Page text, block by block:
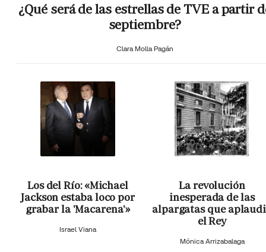
¿Qué será de las estrellas de TVE a partir
septiembre?
Clara Molla Pagán
Los del Río: «Michael
Jackson estaba loco por
grabar la 'Macarena'»
Israel Viana
La revolución
inesperada de las
alpargatas que
el Rey
Mónica Arrizabalaga